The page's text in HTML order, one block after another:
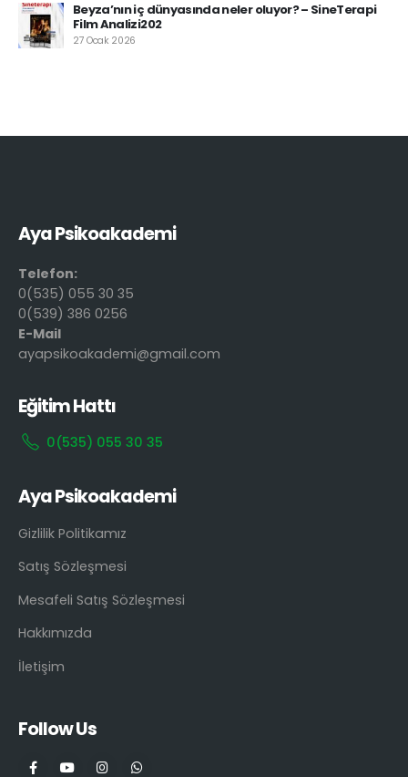
Beyza’nın iç dünyasında neler oluyor? – SineTerapi
Film Analizi202
27 Ocak 2026
Aya Psikoakademi
Telefon:
0(535) 055 30 35
0(539) 386 0256
E-Mail
ayapsikoakademi@gmail.com
Eğitim Hattı
0(535) 055 30 35
Aya Psikoakademi
Gizlilik Politikamız
Satış Sözleşmesi
Mesafeli Satış Sözleşmesi
Hakkımızda
İletişim
Follow Us